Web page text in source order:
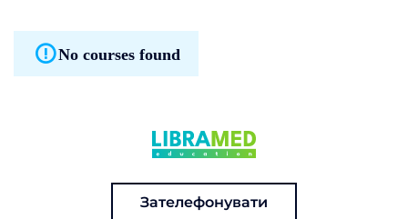
No courses found
Зателефонувати